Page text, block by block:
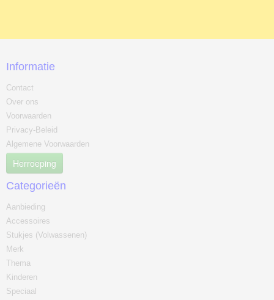
Informatie
Contact
Over ons
Voorwaarden
Privacy-Beleid
Algemene Voorwaarden
Herroeping
Categorieën
Aanbieding
Accessoires
Stukjes (Volwassenen)
Merk
Thema
Kinderen
Speciaal